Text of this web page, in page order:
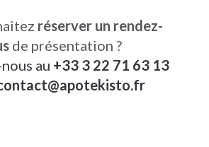
réserver un rendez-
de présentation ?
au +33 3 22 71 63 13
@apotekisto.fr